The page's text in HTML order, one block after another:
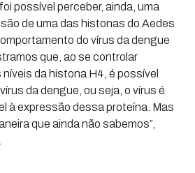
possível perceber, ainda, uma
de uma das histonas do Aedes
do vírus da dengue
que, ao se controlar
da histona H4, é possível
da dengue, ou seja, o vírus é
à expressão dessa proteína. Mas
que ainda não sabemos”,